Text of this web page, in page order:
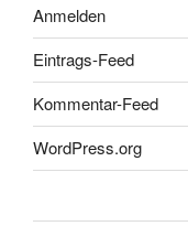
Anmelden
Eintrags-Feed
Kommentar-Feed
WordPress.org